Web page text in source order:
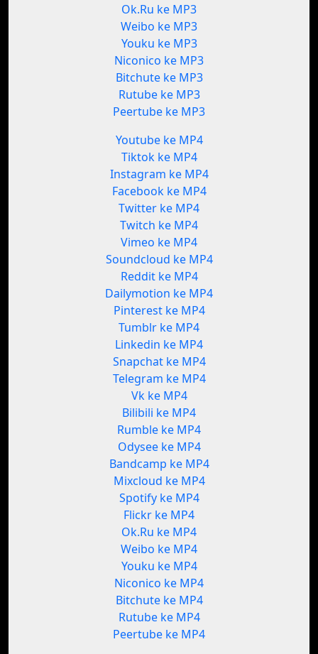
Ok.Ru ke MP3
Weibo ke MP3
Youku ke MP3
Niconico ke MP3
Bitchute ke MP3
Rutube ke MP3
Peertube ke MP3
Youtube ke MP4
Tiktok ke MP4
Instagram ke MP4
Facebook ke MP4
Twitter ke MP4
Twitch ke MP4
Vimeo ke MP4
Soundcloud ke MP4
Reddit ke MP4
Dailymotion ke MP4
Pinterest ke MP4
Tumblr ke MP4
Linkedin ke MP4
Snapchat ke MP4
Telegram ke MP4
Vk ke MP4
Bilibili ke MP4
Rumble ke MP4
Odysee ke MP4
Bandcamp ke MP4
Mixcloud ke MP4
Spotify ke MP4
Flickr ke MP4
Ok.Ru ke MP4
Weibo ke MP4
Youku ke MP4
Niconico ke MP4
Bitchute ke MP4
Rutube ke MP4
Peertube ke MP4